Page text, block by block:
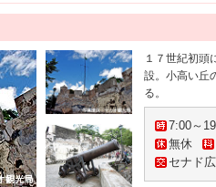
１７世紀初頭
設。小高い丘
る。
7:00～
無休
セナド